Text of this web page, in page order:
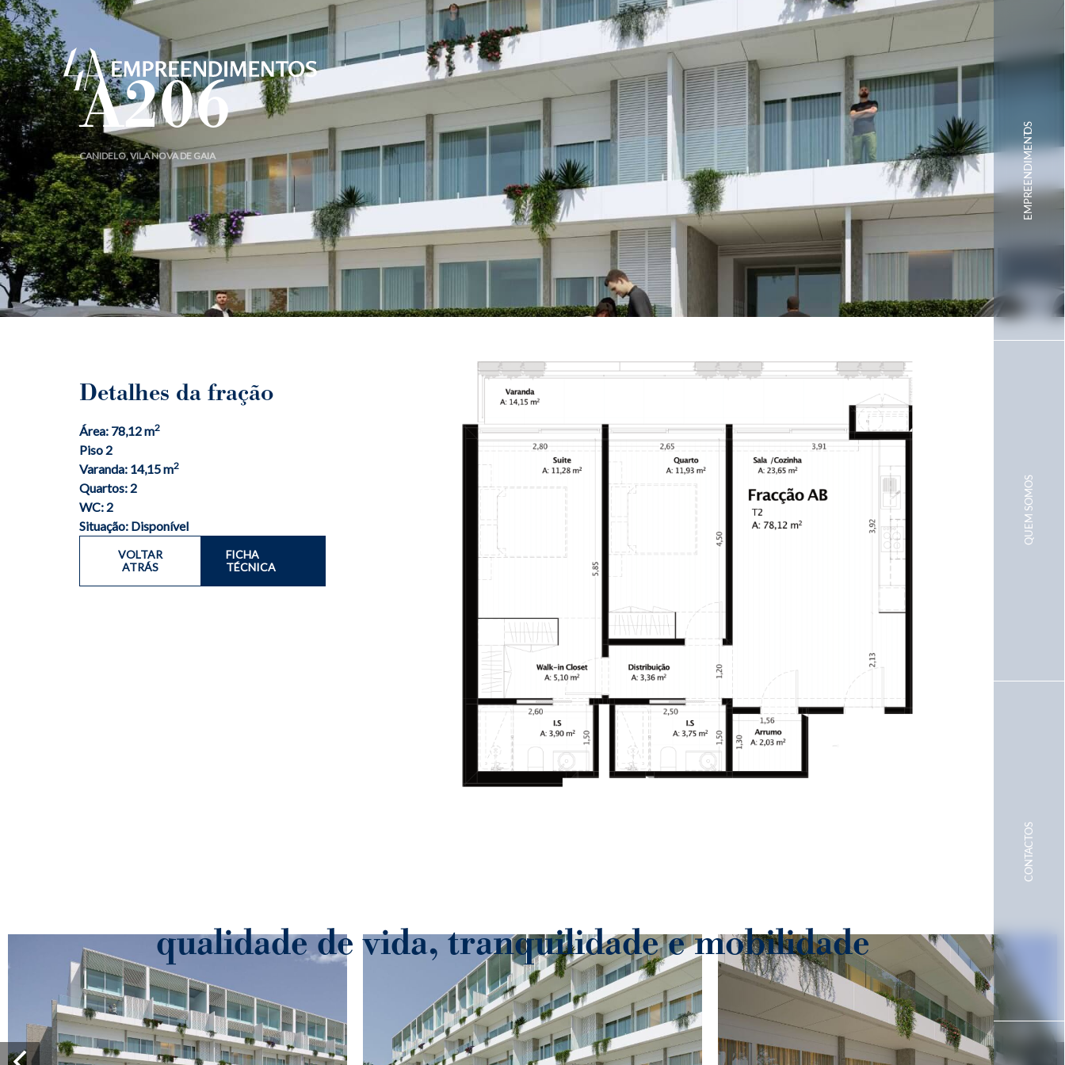
A206
CANIDELO, VILA NOVA DE GAIA
Detalhes da fração
Área: 78,12 m2
Piso 2
Varanda: 14,15 m2
Quartos: 2
WC: 2
Situação: Disponível
VOLTAR
ATRÁS
FICHA
TÉCNICA
qualidade de vida, tranquilidade e mobilidade